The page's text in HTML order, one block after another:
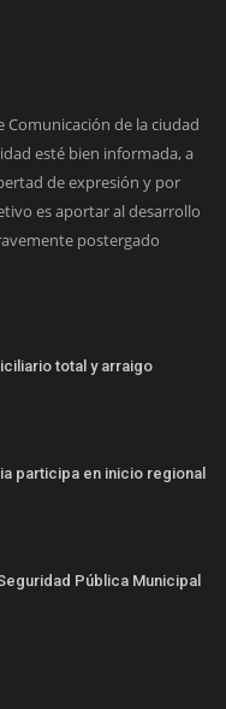
Comunicación de la ciudad
esté bien informada, a
de expresión y por
es aportar al desarrollo
postergado
total y arraigo
participa en inicio regional
Pública Municipal